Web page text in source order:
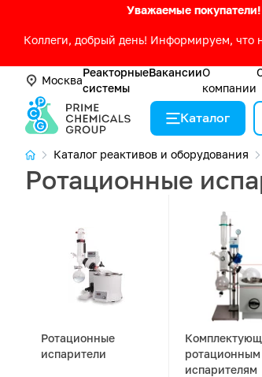
Уважаемые покупатели!
Коллеги, добрый день! Информируем, что
Москва
Реакторные
системы
ВакансииО
компании
Каталог
Каталог реактивов и оборудования
Ротационные
Ротационные
испарители
ротационным
испарителям